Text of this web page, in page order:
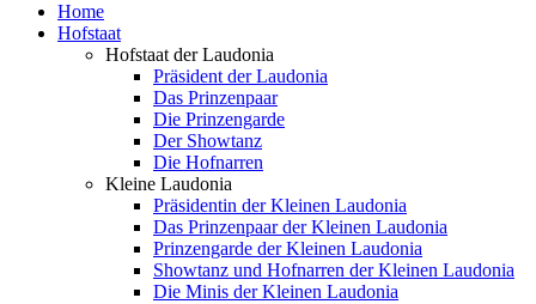
Home
Hofstaat
Hofstaat der Laudonia
Präsident der Laudonia
Das Prinzenpaar
Die Prinzengarde
Der Showtanz
Die Hofnarren
Kleine Laudonia
Präsidentin der Kleinen Laudonia
Das Prinzenpaar der Kleinen Laudonia
Prinzengarde der Kleinen Laudonia
Showtanz und Hofnarren der Kleinen Laudonia
Die Minis der Kleinen Laudonia